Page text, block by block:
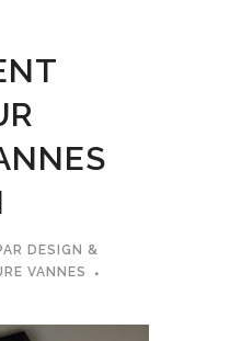
DESIGN &
VANNES